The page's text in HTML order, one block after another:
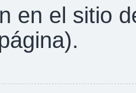
en el sitio